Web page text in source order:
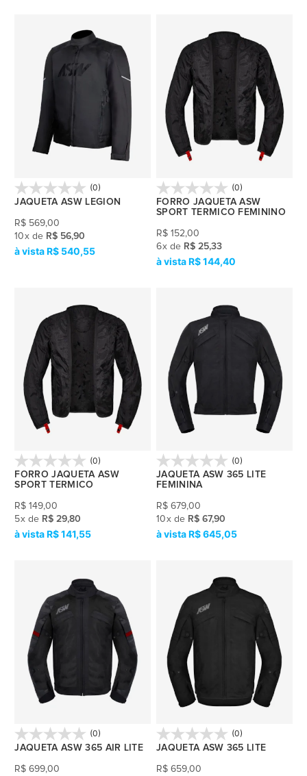
(0)
JAQUETA ASW LEGION
R$ 569,00
10x de R$ 56,90
R$ 540,55
(0)
FORRO JAQUETA ASW
SPORT TERMICO FEMININO
R$ 152,00
6x de R$ 25,33
R$ 144,40
(0)
FORRO JAQUETA ASW
SPORT TERMICO
R$ 149,00
5x de R$ 29,80
R$ 141,55
(0)
JAQUETA ASW 365 LITE
FEMININA
R$ 679,00
10x de R$ 67,90
R$ 645,05
(0)
JAQUETA ASW 365 AIR LITE
R$ 699,00
(0)
JAQUETA ASW 365 LITE
R$ 659,00